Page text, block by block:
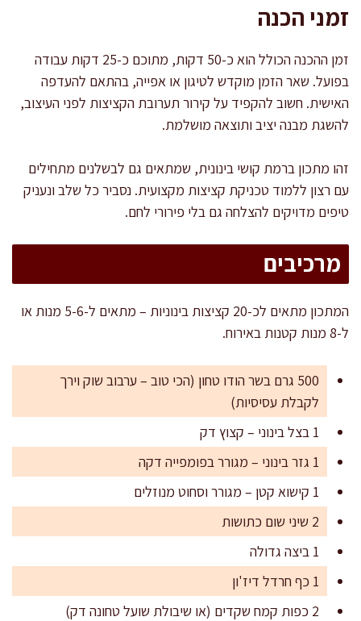
זמני הכנה
זמן ההכנה הכולל הוא כ-50 דקות, מתוכם כ-25 דקות עבודה
בפועל. שאר הזמן מוקדש לטיגון או אפייה, בהתאם להעדפה
האישית. חשוב להקפיד על קירור תערובת הקציצות לפני העיצוב,
להשגת מבנה יציב ותוצאה מושלמת.
זהו מתכון ברמת קושי בינונית, שמתאים גם לבשלנים מתחילים
עם רצון ללמוד טכניקת קציצות מקצועית. נסביר כל שלב ונעניק
טיפים מדויקים להצלחה גם בלי פירורי לחם.
מרכיבים
המתכון מתאים לכ-20 קציצות בינוניות – מתאים ל-5-6 מנות או
ל-8 מנות קטנות באירוח.
500 גרם בשר הודו טחון (הכי טוב – ערבוב שוק וירך
לקבלת עסיסיות)
1 בצל בינוני – קצוץ דק
1 גזר בינוני – מגורר בפומפייה דקה
1 קישוא קטן – מגורר וסחוט מנוזלים
2 שיני שום כתושות
1 ביצה גדולה
1 כף חרדל דיז'ון
2 כפות קמח שקדים (או שיבולת שועל טחונה דק)